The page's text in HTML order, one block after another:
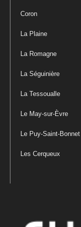
Coron
La Plaine
La Romagne
La Séguinière
La Tessoualle
Le May-sur-Èvre
Le Puy-Saint-Bonnet
Les Cerqueux